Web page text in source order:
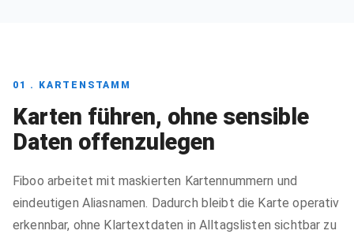
01 . KARTENSTAMM
Karten führen, ohne sensible
Daten offenzulegen
Fiboo arbeitet mit maskierten Kartennummern und
eindeutigen Aliasnamen. Dadurch bleibt die Karte operativ
erkennbar, ohne Klartextdaten in Alltagslisten sichtbar zu